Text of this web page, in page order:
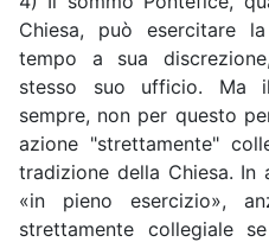
Chiesa, può esercitare
tempo a sua
stesso suo ufficio. Ma
sempre, non per questo
azione "strettamente"
tradizione della Chiesa. In
«in pieno esercizio»,
strettamente collegiale